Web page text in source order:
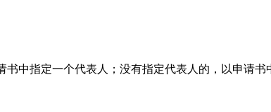
指定一个代表人；没有指定代表人的，以申请书